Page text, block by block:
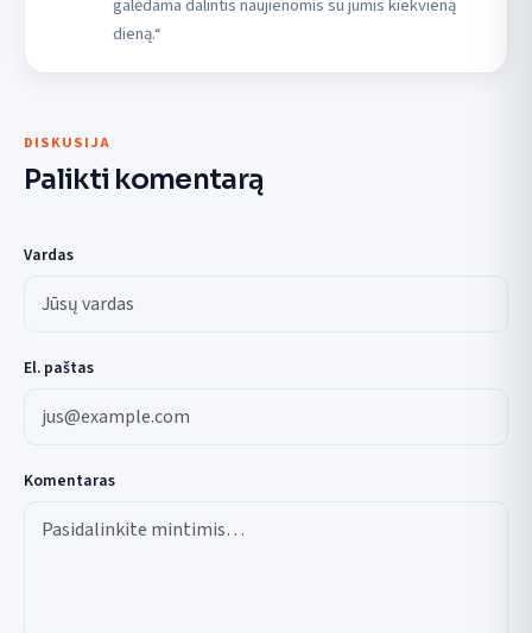
dieną.“
DISKUSIJA
Palikti komentarą
Vardas
El. paštas
Komentaras